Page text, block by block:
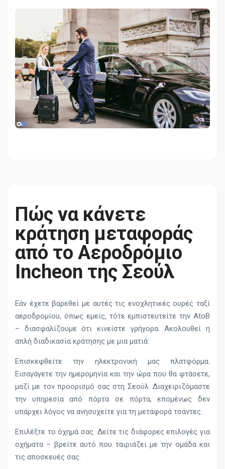
Πώς να κάνετε
κράτηση μεταφοράς
από το Αεροδρόμιο
Incheon της Σεούλ
Εάν έχετε βαρεθεί με αυτές τις ενοχλητικές ουρές ταξί
αεροδρομίου, όπως εμείς, τότε εμπιστευτείτε την AtoB
– διασφαλίζουμε ότι κινείστε γρήγορα. Ακολουθεί η
απλή διαδικασία κράτησης με μια ματιά:
Επισκεφθείτε την ηλεκτρονική μας πλατφόρμα.
Εισαγάγετε την ημερομηνία και την ώρα που θα φτάσετε,
μαζί με τον προορισμό σας στη Σεούλ. Διαχειριζόμαστε
την υπηρεσία από πόρτα σε πόρτα, επομένως δεν
υπάρχει λόγος να ανησυχείτε για τη μεταφορά τσάντες.
Επιλέξτε το όχημά σας. Δείτε τις διάφορες επιλογές για
οχήματα – βρείτε αυτό που ταιριάζει με την ομάδα και
τις αποσκευές σας.